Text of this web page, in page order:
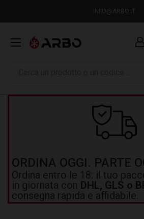
INFO@ARBO.IT
ORDINA OGGI. PARTE
Ordina entro le 18: il tuo
in giornata con DHL, GLS o
consegna rapida e affidabile.